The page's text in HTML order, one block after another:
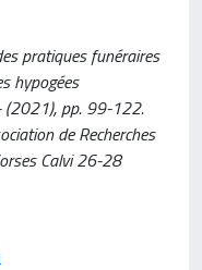
pratiques funéraires
hypogées
(2021), pp. 99-122.
de Recherches
Calvi 26-28